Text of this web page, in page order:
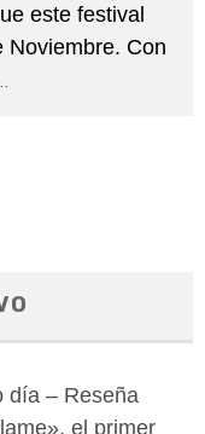
este festival
Noviembre. Con
día – Reseña
el primer